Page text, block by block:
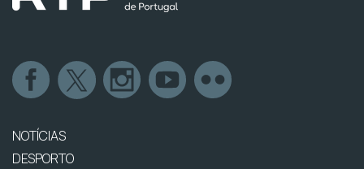
NOTÍCIAS
DESPORTO